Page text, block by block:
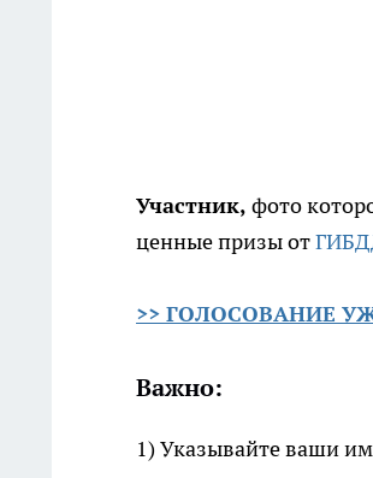
Участник, фото
ценные призы от
>> ГОЛОСОВАНИЕ
Важно:
1) Указывайте ваши